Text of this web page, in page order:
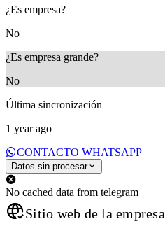
¿Es empresa?
No
¿Es empresa grande?
No
Última sincronización
1 year ago
CONTACTO WHATSAPP
Datos sin procesar
No cached data from telegram
Sitio web de la empresa